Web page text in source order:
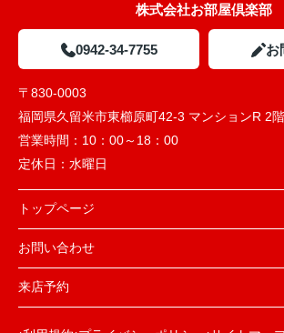
株式会社お部屋倶楽部
0942-34-7755 お
〒830-0003
福岡県久留米市東櫛原町42-3 マンションR 2階
営業時間： 10：00～18：00
定休日： 水曜日
トップページ
お問い合わせ
来店予約